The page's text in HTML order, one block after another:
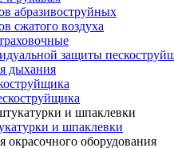
абразивоструйных
сжатого воздуха
защиты
дыхания
и шпаклевки